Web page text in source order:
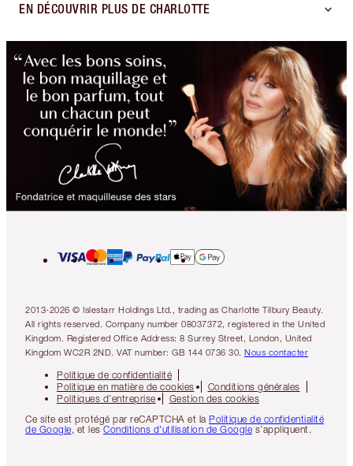
EN DÉCOUVRIR PLUS DE CHARLOTTE
2013-2026 © Islestarr Holdings Ltd., trading as Charlotte Tilbury Beauty.
All rights reserved. Company number 08037372, registered in the United
Kingdom. Registered Office Address: 8 Surrey Street, London, United
Kingdom WC2R 2ND. VAT number: GB 144 0736 30. Nous contacter
Politique de confidentialité
Politique en matière de cookies
Conditions générales
Politiques d’entreprise
Gestion des cookies
Ce site est protégé par reCAPTCHA et la Politique de confidentialité
de Google, et les Conditions d'utilisation de Google s’appliquent.